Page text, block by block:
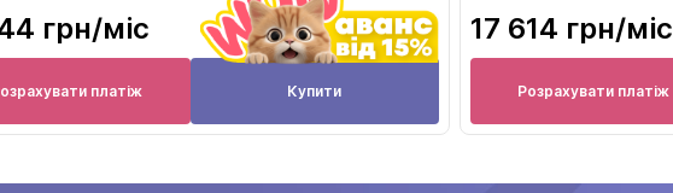
грн/міс
платіж Купити
17 614 грн/міс
Розрахувати платіж